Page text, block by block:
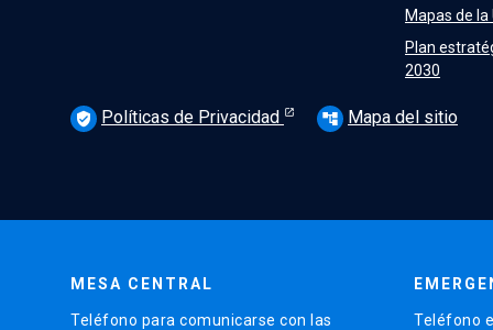
Mapas de la
Plan
2030
verified_user Políticas de Privacidad account_tree Mapa del sitio
MESA CENTRAL
Teléfono para comunicarse con las Teléfono